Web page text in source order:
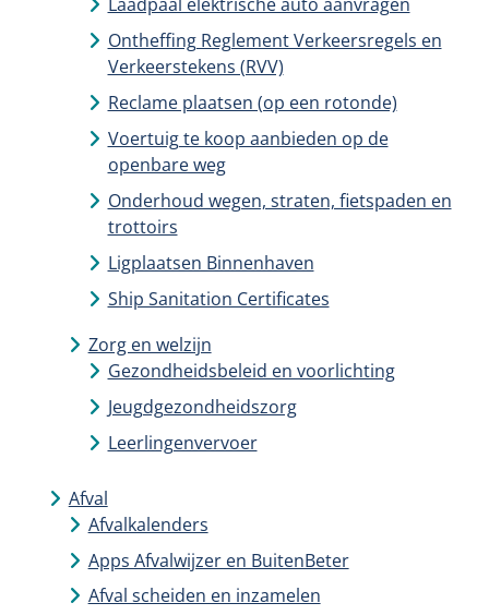
Ontheffing Reglement Verkeersregels en
Verkeerstekens (RVV)
Reclame plaatsen (op een rotonde)
Voertuig te koop aanbieden op de
openbare weg
Onderhoud wegen, straten, fietspaden en
trottoirs
Ligplaatsen Binnenhaven
Ship Sanitation Certificates
Zorg en welzijn
Gezondheidsbeleid en voorlichting
Jeugdgezondheidszorg
Leerlingenvervoer
Afval
Afvalkalenders
Apps Afvalwijzer en BuitenBeter
Afval scheiden en inzamelen